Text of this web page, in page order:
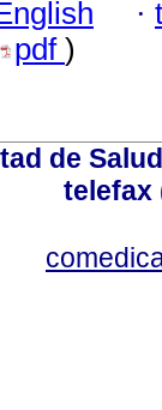
·
pdf )
de
telefax